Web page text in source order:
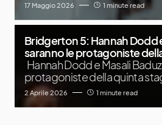
17 Maggio 2026 1 minute read
Bridgerton 5: Hannah Dodd
saranno le protagoniste
Hannah Dodd e Masali
protagoniste della quinta
2 Aprile 2026 1 minute read